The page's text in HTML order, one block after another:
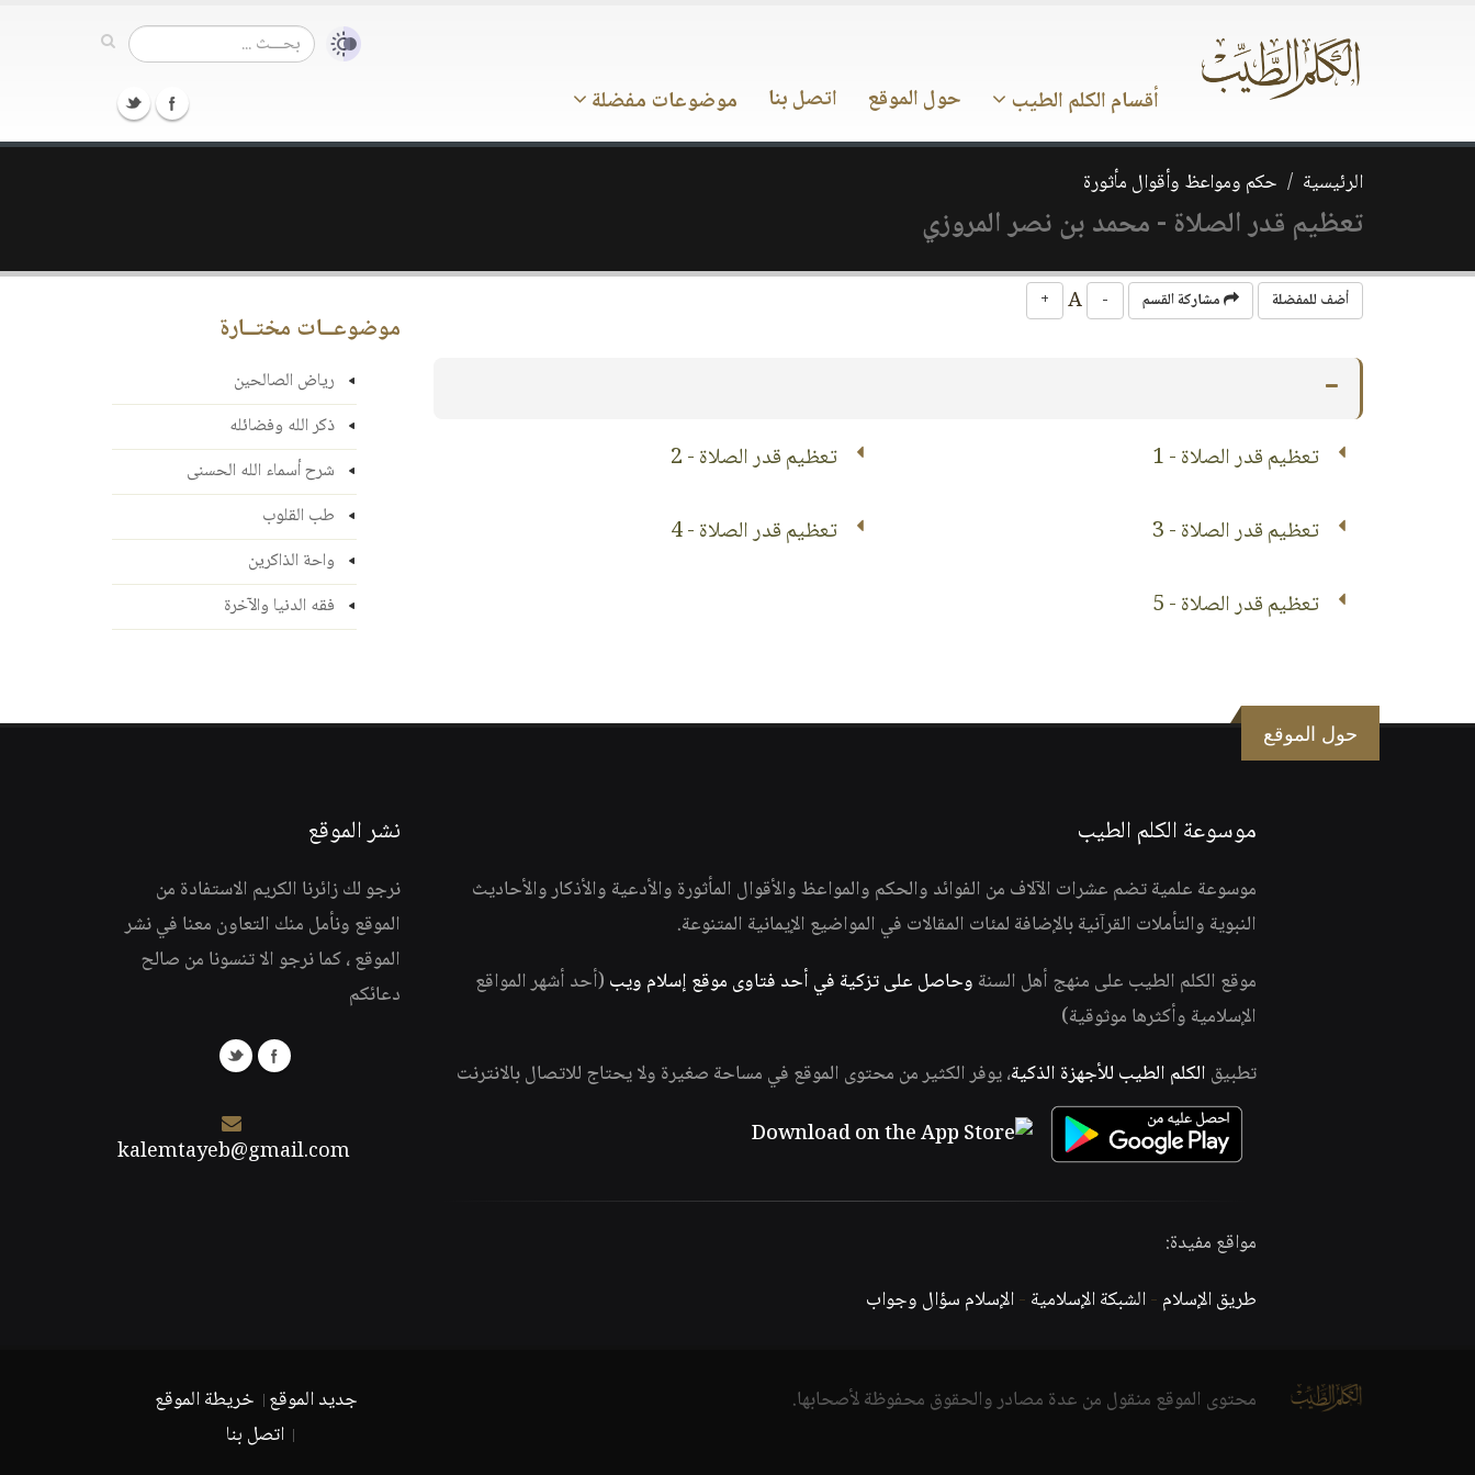
أقسام الكلم الطيب حول الموقع اتصل بنا موضوعات مفضلة
الرئيسية حكم ومواعظ وأقوال مأثورة
تعظيم قدر الصلاة - محمد بن نصر المروزي
أضف للمفضلة مشاركة القسم -
+
تعظيم قدر الصلاة - 1
تعظيم قدر الصلاة - 2
تعظيم قدر الصلاة - 3
تعظيم قدر الصلاة - 4
تعظيم قدر الصلاة - 5
موضوعــات مختــارة
رياض الصالحين
ذكر الله وفضائله
شرح أسماء الله الحسنى
طب القلوب
واحة الذاكرين
فقه الدنيا والآخرة
حول الموقع
موسوعة الكلم الطيب
موسوعة علمية تضم عشرات الآلاف من الفوائد والحكم والمواعظ والأقوال المأثورة والأدعية والأذكار والأحاديث
النبوية والتأملات القرآنية بالإضافة لمئات المقالات في المواضيع الإيمانية المتنوعة.
موقع الكلم الطيب على منهج أهل السنة وحاصل على تزكية في أحد فتاوى موقع إسلام ويب (أحد أشهر المواقع
الإسلامية وأكثرها موثوقية)
تطبيق الكلم الطيب للأجهزة الذكية، يوفر الكثير من محتوى الموقع في مساحة صغيرة ولا يحتاج للاتصال بالانترنت
مواقع مفيدة:
طريق الإسلام -الشبكة الإسلامية -الإسلام سؤال وجواب
نشر الموقع
نرجو لك زائرنا الكريم الاستفادة من
الموقع ونأمل منك التعاون معنا في نشر
الموقع ، كما نرجو الا تنسونا من صالح
دعائكم
kalemtayeb@gmail.com
محتوى الموقع منقول من عدة مصادر والحقوق محفوظة لأصحابها. جديد الموقع خريطة الموقع
اتصل بنا